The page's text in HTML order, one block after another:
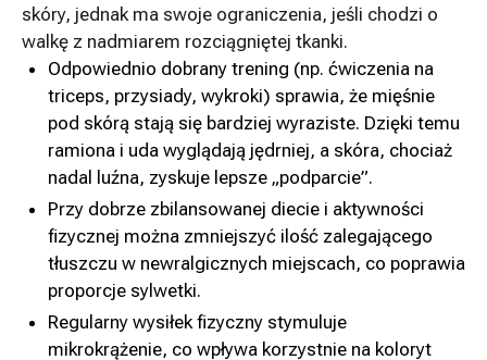
skóry, jednak ma swoje ograniczenia, jeśli chodzi o
walkę z nadmiarem rozciągniętej tkanki.
Odpowiednio dobrany trening (np. ćwiczenia na
triceps, przysiady, wykroki) sprawia, że mięśnie
pod skórą stają się bardziej wyraziste. Dzięki temu
ramiona i uda wyglądają jędrniej, a skóra, chociaż
nadal luźna, zyskuje lepsze „podparcie”.
Przy dobrze zbilansowanej diecie i aktywności
fizycznej można zmniejszyć ilość zalegającego
tłuszczu w newralgicznych miejscach, co poprawia
proporcje sylwetki.
Regularny wysiłek fizyczny stymuluje
mikrokrążenie, co wpływa korzystnie na koloryt